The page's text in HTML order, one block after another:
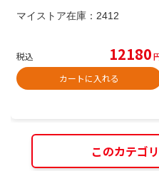
マイストア在庫： 2412
税込 12180
カートに入れる
このカテゴ